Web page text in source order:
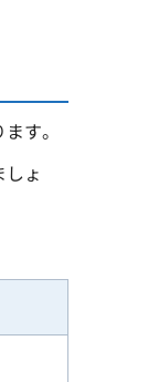
す。
ょ